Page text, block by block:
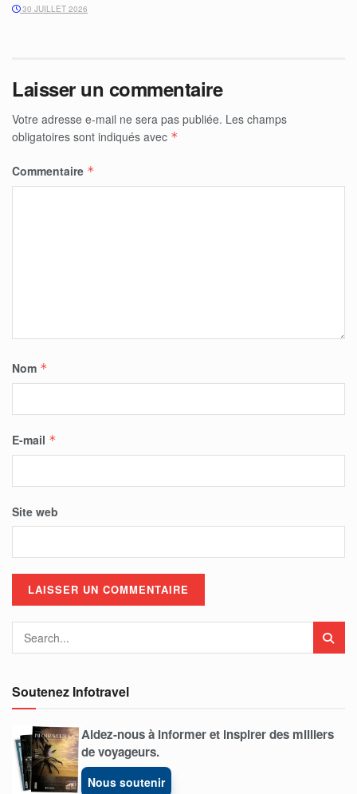
30 JUILLET 2026
Laisser un commentaire
Votre adresse e-mail ne sera pas publiée. Les champs
obligatoires sont indiqués avec *
Commentaire *
Nom *
E-mail *
Site web
Soutenez Infotravel
Aidez-nous à informer et inspirer des milliers
de voyageurs.
Nous soutenir